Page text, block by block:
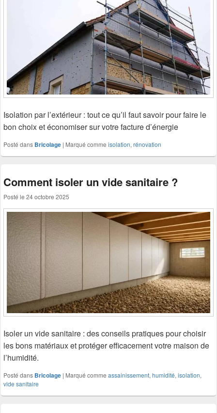
Isolation par l’extérieur : tout ce qu’il faut savoir pour faire le
bon choix et économiser sur votre facture d’énergie
Posté dans Bricolage | Marqué comme isolation, rénovation
Comment isoler un vide sanitaire ?
Posté le 24 octobre 2025
Isoler un vide sanitaire : des conseils pratiques pour choisir
les bons matériaux et protéger efficacement votre maison de
l’humidité.
Posté dans Bricolage | Marqué comme assainissement, humidité, isolation,
vide sanitaire